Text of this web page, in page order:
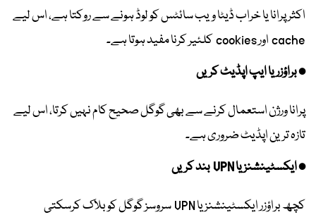
اکثر پرانا یا خراب ڈیٹا ویب سائٹس کو لوڈ ہونے سے روکتا ہے، اس لیے
cache اور cookies کلئیر کرنا مفید ہوتا ہے۔
• براؤزر یا ایپ اپڈیٹ کریں
پرانا ورژن استعمال کرنے سے بھی گوگل صحیح کام نہیں کرتا، اس لیے
تازہ ترین اپڈیٹ ضروری ہے۔
• ایکسٹینشنز یا VPN بند کریں
کچھ براؤزر ایکسٹینشنز یا VPN سروسز گوگل کو بلاک کرسکتی